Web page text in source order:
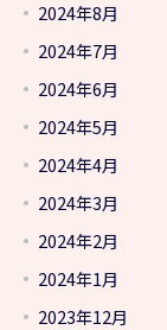
2024年8月
2024年7月
2024年6月
2024年5月
2024年4月
2024年3月
2024年2月
2024年1月
2023年12月